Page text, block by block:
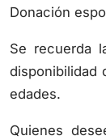
Donación
Se recuerda
disponibilidad
edades.
Quienes